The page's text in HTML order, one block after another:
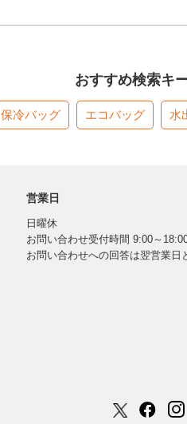
おすすめ検索キ
保冷バッグ エコバッグ 水
営業日
日曜休
お問い合わせ受付時間 9:00～
お問い合わせへの回答は翌営業日